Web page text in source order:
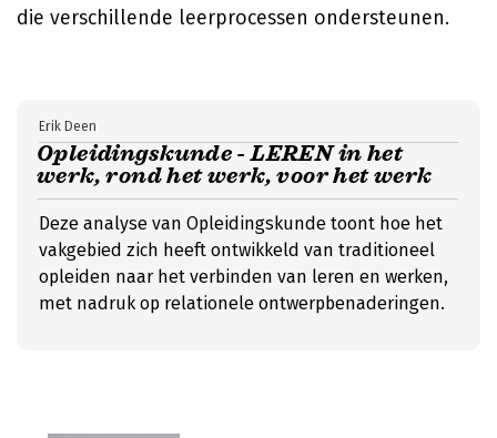
die verschillende leerprocessen ondersteunen.
Opleidingskunde - LEREN in het
werk, rond het werk, voor het werk
Erik Deen
Deze analyse van Opleidingskunde toont hoe het
vakgebied zich heeft ontwikkeld van traditioneel
opleiden naar het verbinden van leren en werken,
met nadruk op relationele ontwerpbenaderingen.